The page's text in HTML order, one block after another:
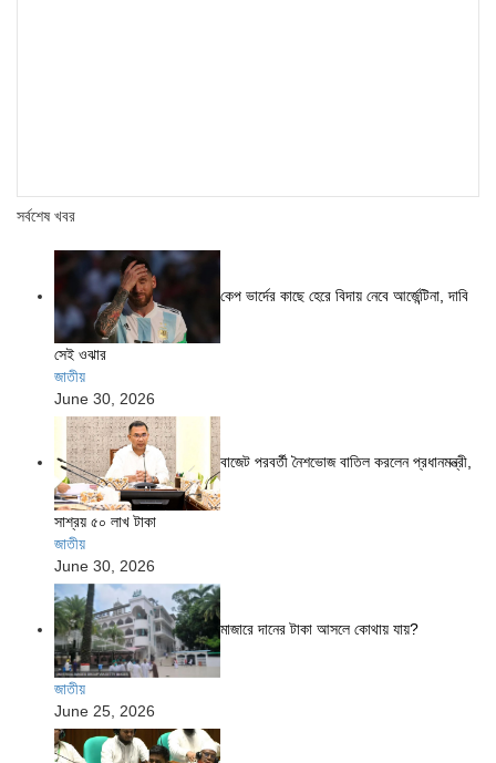
সর্বশেষ খবর
কেপ ভার্দের কাছে হেরে বিদায় নেবে আর্জেন্টিনা, দাবি
সেই ওঝার
জাতীয়
June 30, 2026
বাজেট পরবর্তী নৈশভোজ বাতিল করলেন প্রধানমন্ত্রী,
সাশ্রয় ৫০ লাখ টাকা
জাতীয়
June 30, 2026
মাজারে দানের টাকা আসলে কোথায় যায়?
জাতীয়
June 25, 2026